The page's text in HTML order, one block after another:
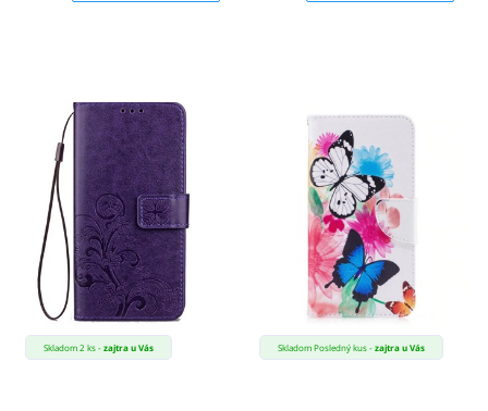
Skladom 2 ks -zajtra u Vás Skladom Posledný kus -zajtra u Vás